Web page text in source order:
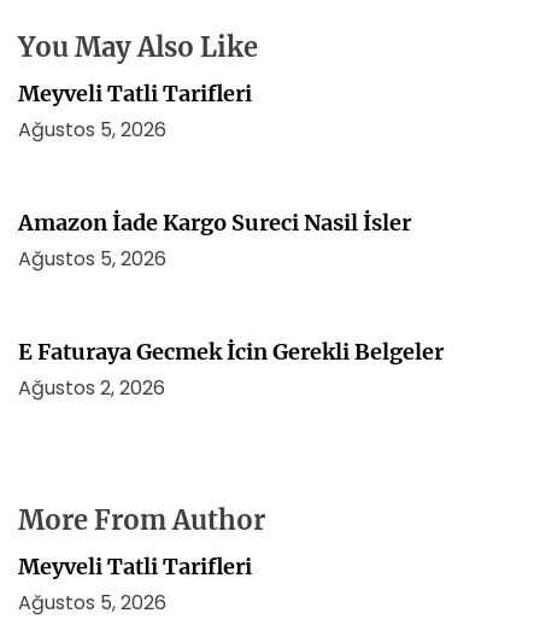
s
i
You May Also Like
Meyveli Tatli Tarifleri
Ağustos 5, 2026
Amazon İade Kargo Sureci Nasil İsler
Ağustos 5, 2026
E Faturaya Gecmek İcin Gerekli Belgeler
Ağustos 2, 2026
More From Author
Meyveli Tatli Tarifleri
Ağustos 5, 2026